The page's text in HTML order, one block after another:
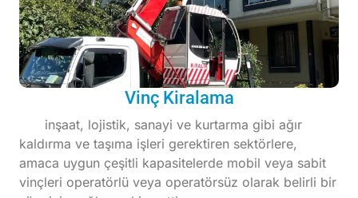
Vinç Kiralama
inşaat, lojistik, sanayi ve kurtarma gibi ağır
kaldırma ve taşıma işleri gerektiren sektörlere,
amaca uygun çeşitli kapasitelerde mobil veya sabit
vinçleri operatörlü veya operatörsüz olarak belirli bir